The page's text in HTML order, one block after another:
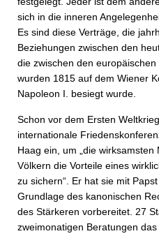
sich in die inneren
Es sind diese Verträge, die
Beziehungen zwischen den
die zwischen den
wurden 1815 auf dem Wiener
Napoleon I. besiegt wurde.
Schon vor dem Ersten
internationale
Haag ein, um „die
Völkern die Vorteile eines
zu sichern“. Er hat sie mit
Grundlage des kanonischen
des Stärkeren vorbereitet. 27
zweimonatigen Beratungen